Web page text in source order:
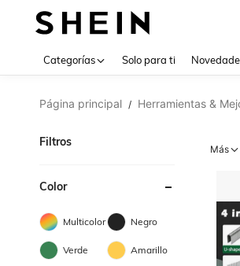
Categorías Solo para ti
Página principal / Herramientas &
Filtros
Color
Multicolor Negro
Verde Amarillo
Más